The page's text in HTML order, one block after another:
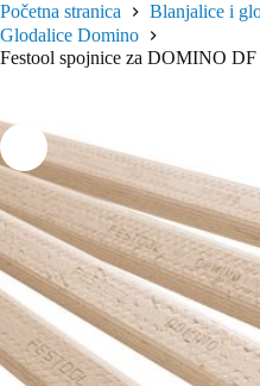
Početna stranica
Blanjalice i
Glodalice Domino
Festool spojnice za DOMINO